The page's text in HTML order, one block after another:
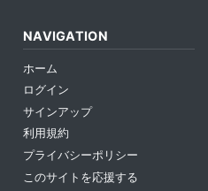
NAVIGATION
ホーム
ログイン
サインアップ
利用規約
プライバシーポリシー
このサイトを応援する